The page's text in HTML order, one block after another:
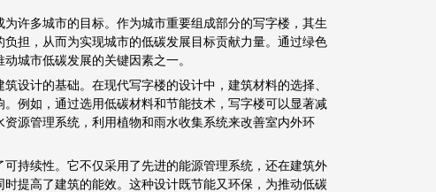
许多城市的目标。作为城市重要组成部分的写字楼，其生
担，从而为实现城市的低碳发展目标贡献力量。通过绿色
城市低碳发展的关键因素之一。
设计的基础。在现代写字楼的设计中，建筑材料的选择、
例如，通过选用低碳材料和节能技术，写字楼可以显著减
源管理系统，利用植物和雨水收集系统来改善室内外环
持续性。它不仅采用了先进的能源管理系统，还在建筑外
提高了建筑的能效。这种设计既节能又环保，为推动低碳